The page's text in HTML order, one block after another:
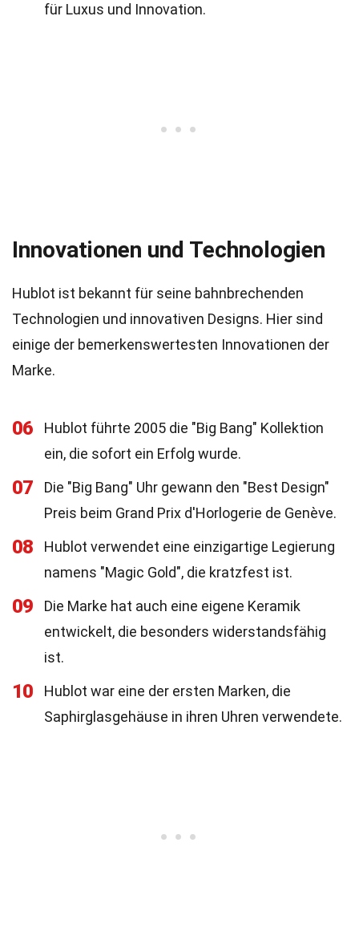
für Luxus und Innovation.
Innovationen und Technologien
Hublot ist bekannt für seine bahnbrechenden
Technologien und innovativen Designs. Hier sind
einige der bemerkenswertesten Innovationen der
Marke.
06
Hublot führte 2005 die "Big Bang" Kollektion
ein, die sofort ein Erfolg wurde.
07
Die "Big Bang" Uhr gewann den "Best Design"
Preis beim Grand Prix d'Horlogerie de Genève.
08
Hublot verwendet eine einzigartige Legierung
namens "Magic Gold", die kratzfest ist.
09
Die Marke hat auch eine eigene Keramik
entwickelt, die besonders widerstandsfähig
ist.
10
Hublot war eine der ersten Marken, die
Saphirglasgehäuse in ihren Uhren verwendete.